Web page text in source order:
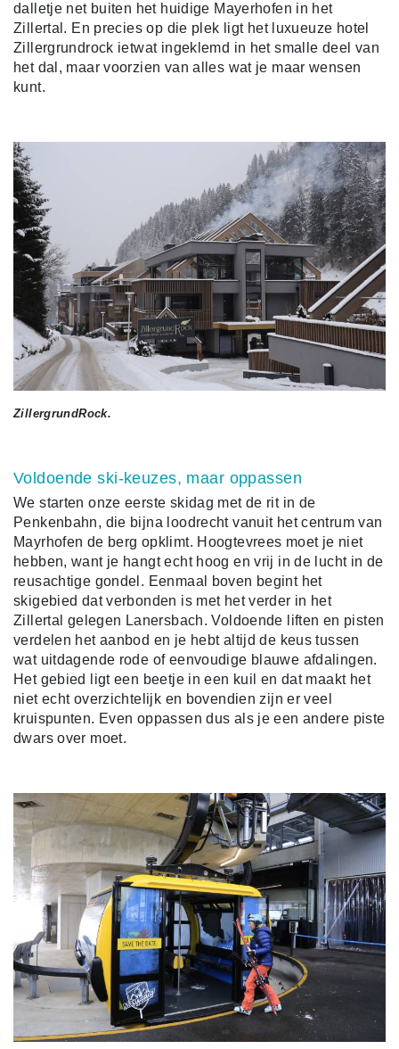
dalletje net buiten het huidige Mayerhofen in het
Zillertal. En precies op die plek ligt het luxueuze hotel
Zillergrundrock ietwat ingeklemd in het smalle deel van
het dal, maar voorzien van alles wat je maar wensen
kunt.
ZillergrundRock.
Voldoende ski-keuzes, maar oppassen
We starten onze eerste skidag met de rit in de
Penkenbahn, die bijna loodrecht vanuit het centrum van
Mayrhofen de berg opklimt. Hoogtevrees moet je niet
hebben, want je hangt echt hoog en vrij in de lucht in de
reusachtige gondel. Eenmaal boven begint het
skigebied dat verbonden is met het verder in het
Zillertal gelegen Lanersbach. Voldoende liften en pisten
verdelen het aanbod en je hebt altijd de keus tussen
wat uitdagende rode of eenvoudige blauwe afdalingen.
Het gebied ligt een beetje in een kuil en dat maakt het
niet echt overzichtelijk en bovendien zijn er veel
kruispunten. Even oppassen dus als je een andere piste
dwars over moet.